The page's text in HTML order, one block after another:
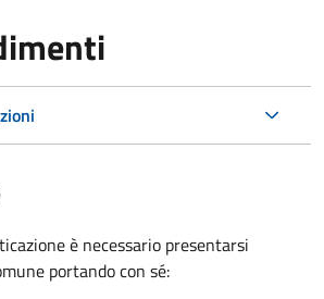
è necessario presentarsi
portando con sé: